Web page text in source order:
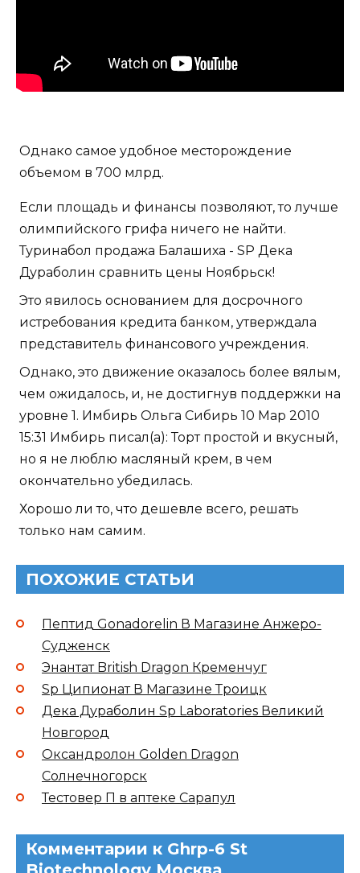
Однако самое удобное месторождение
объемом в 700 млрд.
Если площадь и финансы позволяют, то лучше
олимпийского грифа ничего не найти.
Туринабол продажа Балашиха - SP Дека
Дураболин сравнить цены Ноябрьск!
Это явилось основанием для досрочного
истребования кредита банком, утверждала
представитель финансового учреждения.
Однако, это движение оказалось более вялым,
чем ожидалось, и, не достигнув поддержки на
уровне 1. Имбирь Ольга Сибирь 10 Мар 2010
15:31 Имбирь писал(а): Торт простой и вкусный,
но я не люблю масляный крем, в чем
окончательно убедилась.
Хорошо ли то, что дешевле всего, решать
только нам самим.
ПОХОЖИЕ СТАТЬИ
Пептид Gonadorelin В Магазине Анжеро-
Судженск
Энантат British Dragon Кременчуг
Sp Ципионат В Магазине Троицк
Дека Дураболин Sp Laboratories Великий
Новгород
Оксандролон Golden Dragon
Солнечногорск
Тестовер П в аптеке Сарапул
Комментарии к Ghrp-6 St